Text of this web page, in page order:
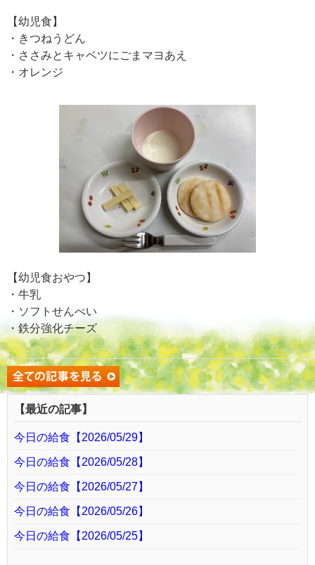
【幼児食】
・きつねうどん
・ささみとキャベツにごまマヨあえ
・オレンジ
【幼児食おやつ】
・牛乳
・ソフトせんべい
・鉄分強化チーズ
【最近の記事】
今日の給食【2026/05/29】
今日の給食【2026/05/28】
今日の給食【2026/05/27】
今日の給食【2026/05/26】
今日の給食【2026/05/25】